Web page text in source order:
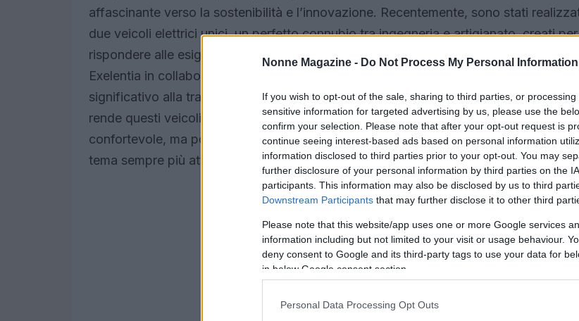
Nonne Magazine - Do Not Process My Personal Information
If you wish to opt-out of the sale, sharing to third parties, or
sensitive information for targeted advertising by us, please use the
confirm your selection. Please note that after your opt-out request is
continue seeing interest-based ads based on personal information
information disclosed to third parties prior to your opt-out. You may
further disclosure of your personal information by third parties on the
participants. This information may also be disclosed by us to third
Downstream Participants that may further disclose it to other third
Please note that this website/app uses one or more Google services
information including but not limited to your visit or usage behaviour.
deny consent to Google and its third-party tags to use your data for
in below Google consent section.
Personal Data Processing Opt Outs
affascinante verso la sostenibilità e l’innovazione. Recentemente, sono stati
due veicoli elettrici unici, un perfetto connubio tra ingegneria e artigianato, creati per
rispondere alle esigenze del Papa durante i suoi viaggi. Questo progetto, firmato da
Exelentia in collaborazione con il Gruppo Club Car, rappresenta un omaggio
significativo alla tradizione di innovazione che circonda il servizio papale. Ma cosa
rende questi veicoli così speciali? Possono non solo garantire un trasporto sicuro e
confortevole, ma pongono anche un forte accento sulla sostenibilità ambientale, un
tema sempre più attuale.